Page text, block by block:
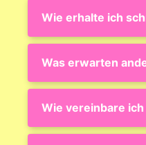
Wie erhalte ich
Was erwarten
Wie vereinbare